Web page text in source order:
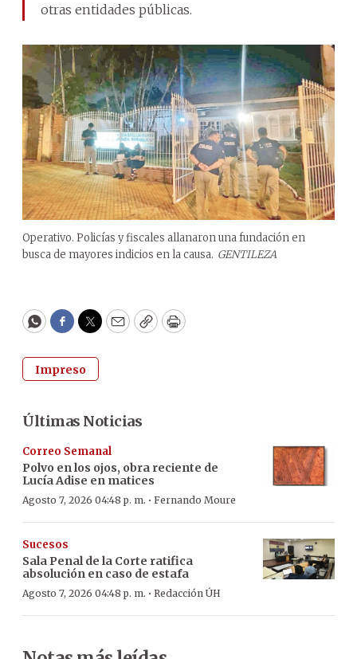
otras entidades públicas.
Operativo. Policías y fiscales allanaron una fundación en
busca de mayores indicios en la causa. GENTILEZA
WhatsApp
Facebook
Twitter
EmailCopyPrint
Impreso
Últimas Noticias
Correo Semanal
Polvo en los ojos, obra reciente de
Lucía Adise en matices
Agosto 7, 2026 04:48 p. m. · Fernando Moure
Sucesos
Sala Penal de la Corte ratifica
absolución en caso de estafa
Agosto 7, 2026 04:48 p. m. · Redacción ÚH